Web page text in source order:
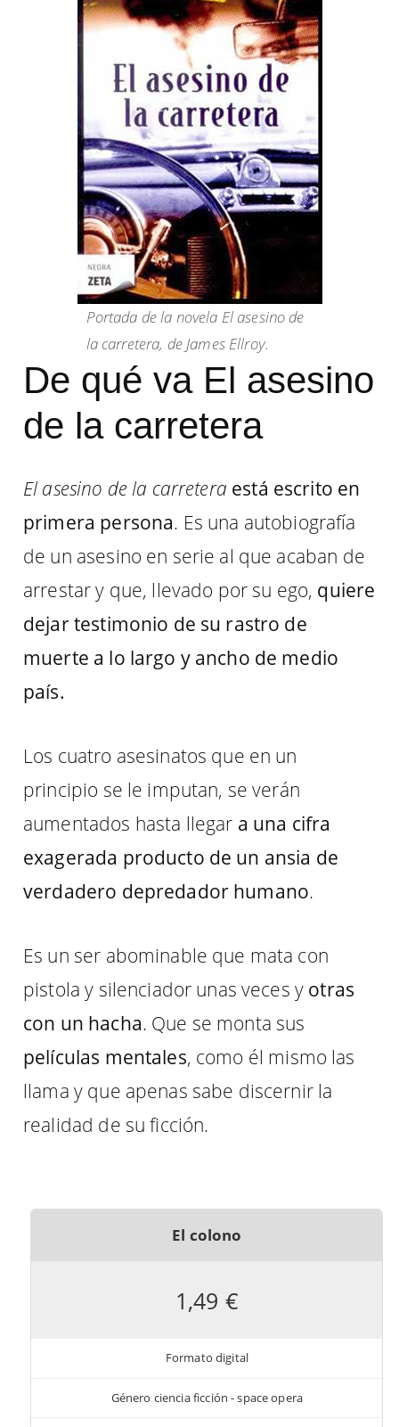
Portada de la novela El asesino de
la carretera, de James Ellroy.
De qué va El asesino
de la carretera
El asesino de la carretera está escrito en
primera persona. Es una autobiografía
de un asesino en serie al que acaban de
arrestar y que, llevado por su ego, quiere
dejar testimonio de su rastro de
muerte a lo largo y ancho de medio
país.
Los cuatro asesinatos que en un
principio se le imputan, se verán
aumentados hasta llegar a una cifra
exagerada producto de un ansia de
verdadero depredador humano.
Es un ser abominable que mata con
pistola y silenciador unas veces y otras
con un hacha. Que se monta sus
películas mentales, como él mismo las
llama y que apenas sabe discernir la
realidad de su ficción.
El colono
1,49 €
Formato digital
Género ciencia ficción - space opera